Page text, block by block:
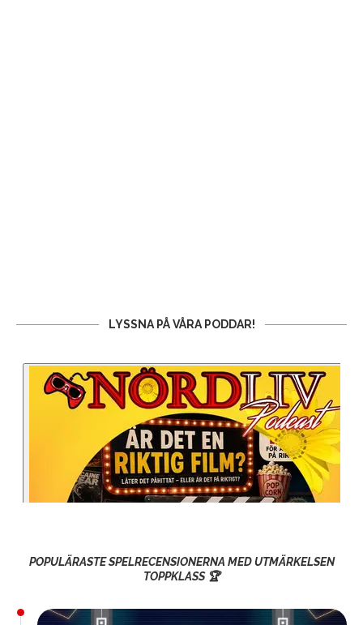
LYSSNA PÅ VÅRA PODDAR!
POPULÄRASTE SPELRECENSIONERNA MED UTMÄRKELSEN
TOPPKLASS 🏆